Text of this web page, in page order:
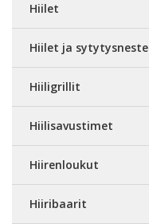
Hiilet
Hiilet ja
Hiiligrillit
Hiilisavustimet
Hiirenloukut
Hiiribaarit